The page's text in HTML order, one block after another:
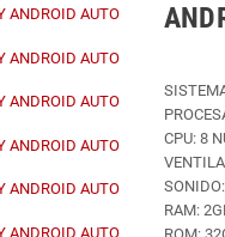
CPU: 8
RAM: